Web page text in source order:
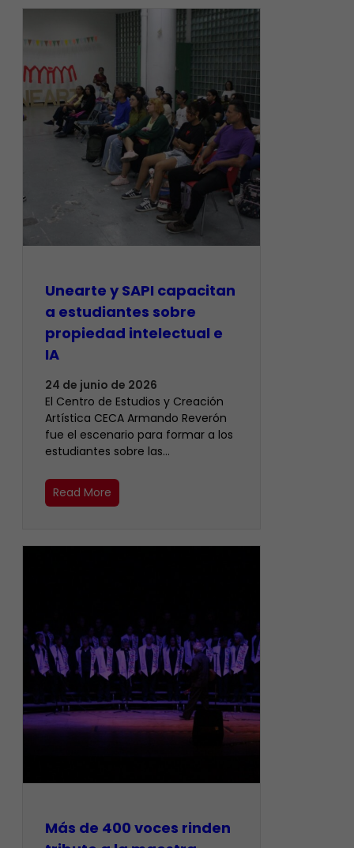
Unearte y SAPI capacitan
a estudiantes sobre
propiedad intelectual e
IA
24 de junio de 2026
El Centro de Estudios y Creación
Artística CECA Armando Reverón
fue el escenario para formar a los
estudiantes sobre las…
Read More
Más de 400 voces rinden